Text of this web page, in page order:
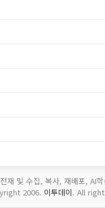
재 및 수집, 복사, 재배포, AI
2006. 이투데이. All